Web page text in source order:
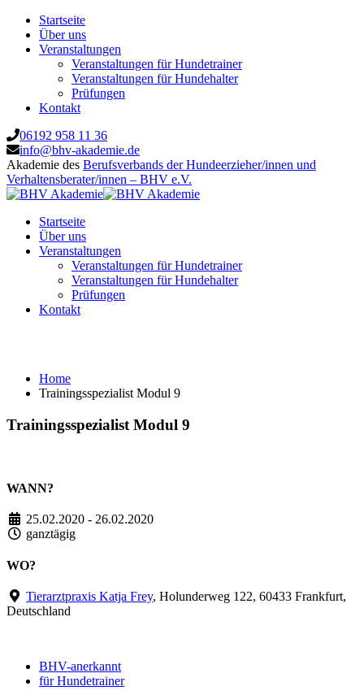
Startseite
Über uns
Veranstaltungen
Veranstaltungen für Hundetrainer
Veranstaltungen für Hundehalter
Prüfungen
Kontakt
06192 958 11 36
info@bhv-akademie.de
Akademie des Berufsverbands der Hundeerzieher/innen und
Verhaltensberater/innen – BHV e.V.
Startseite
Über uns
Veranstaltungen
Veranstaltungen für Hundetrainer
Veranstaltungen für Hundehalter
Prüfungen
Kontakt
Home
Trainingsspezialist Modul 9
Trainingsspezialist Modul 9
WANN?
25.02.2020 - 26.02.2020
ganztägig
WO?
Tierarztpraxis Katja Frey, Holunderweg 122, 60433 Frankfurt,
Deutschland
BHV-anerkannt
für Hundetrainer